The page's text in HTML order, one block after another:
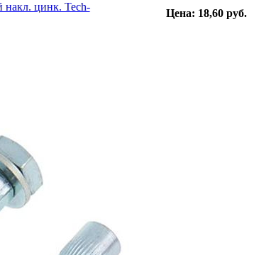
накл. цинк. Tech-
Цена: 18,60 руб.